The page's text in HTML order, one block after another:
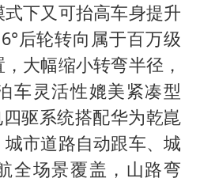
下又可抬高车身提升
后轮转向属于百万级
大幅缩小转弯半径，
车灵活性媲美紧凑型
驱系统搭配华为乾崑
市道路自动跟车、城
全场景覆盖，山路弯